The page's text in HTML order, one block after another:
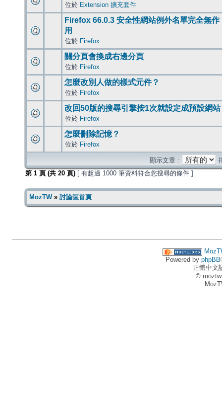
位於 Extension 擴充套件
Firefox 66.0.3 安全性網站例外名單完全無作
用
位於 Firefox
關分頁會換成右邊分頁
位於 Firefox
怎麼改別人做的樣式元件？
位於 Firefox
改回50版的搜尋引擎按1次就設定成預設網站
位於 Firefox
怎麼刪除記憶？
位於 Firefox
顯示文章 :
第 1 頁 (共 20 頁) [ 有超過 1000 筆資料符合您搜尋的條件 ]
MozTW» 討論區首頁
Powered by phpBB
正體中文
©